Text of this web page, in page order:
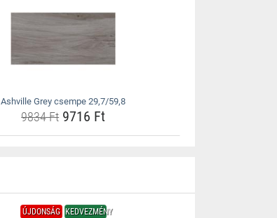
Ashville Grey csempe 29,7/59,8
9834 Ft 9716 Ft
ÚJDONSÁG KEDVEZMÉNY